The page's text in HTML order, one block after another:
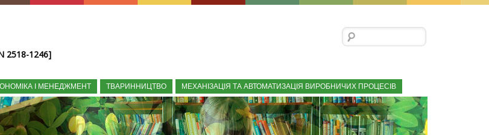
2518-1246]
Пошук:
І МЕНЕДЖМЕНТ ТВАРИННИЦТВО МЕХАНІЗАЦІЯ ТА АВТОМАТИЗАЦІЯ ВИРОБНИЧИХ ПРОЦЕСІВ